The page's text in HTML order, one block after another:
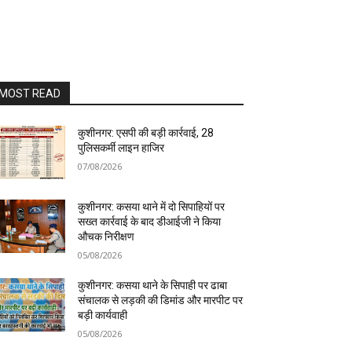
READ
कुशीनगर: एसपी की बड़ी कार्रवाई, 28
पुलिसकर्मी लाइन हाजिर
07/08/2026
कुशीनगर: कसया थाने में दो सिपाहियों पर
सख्त कार्रवाई के बाद डीआईजी ने किया
औचक निरीक्षण
05/08/2026
कुशीनगर: कसया थाने के सिपाही पर ढाबा
संचालक से लड़की की डिमांड और मारपीट पर
बड़ी कार्यवाही
05/08/2026